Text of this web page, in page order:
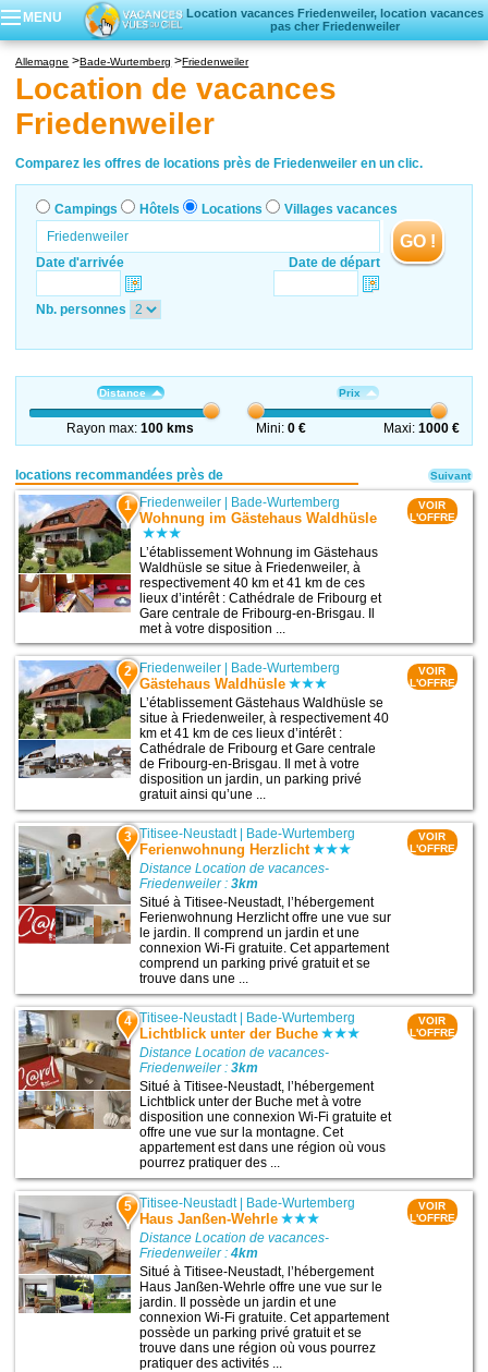
MENU
Location vacances Friedenweiler, location vacances
pas cher Friedenweiler
Locations vacances
Villages vacances
Allemagne Bade-Wurtemberg Friedenweiler
Location de vacances
Friedenweiler
Comparez les offres de locations près de Friedenweiler en un clic.
Campings Hôtels Locations Villages vacances
Date d'arrivée Date de départ
GO !
Nb. personnes
Distance
Rayon max:100 kms
Prix
Mini:0 € Maxi: 1000 €
locations recommandées près de
1 Friedenweiler | Bade-Wurtemberg
Wohnung im Gästehaus Waldhüsle
L’établissement Wohnung im Gästehaus
Waldhüsle se situe à Friedenweiler, à
respectivement 40 km et 41 km de ces
lieux d’intérêt : Cathédrale de Fribourg et
Gare centrale de Fribourg-en-Brisgau. Il
met à votre disposition ...
VOIR
L'OFFRE
2 Friedenweiler Bade-Wurtemberg
Gästehaus Waldhüsle
L’établissement Gästehaus Waldhüsle se
situe à Friedenweiler, à respectivement 40
km et 41 km de ces lieux d’intérêt :
Cathédrale de Fribourg et Gare centrale
de Fribourg-en-Brisgau. Il met à votre
disposition un jardin, un parking privé
gratuit ainsi qu’une ...
VOIR
L'OFFRE
3 Titisee-Neustadt| Bade-Wurtemberg
Ferienwohnung Herzlicht
Distance Location de vacances-
Friedenweiler :3km
Situé à Titisee-Neustadt, l’hébergement
Ferienwohnung Herzlicht offre une vue sur
le jardin. Il comprend un jardin et une
connexion Wi-Fi gratuite. Cet appartement
comprend un parking privé gratuit et se
trouve dans une ...
VOIR
L'OFFRE
4 Titisee-Neustadt| Bade-Wurtemberg
Lichtblick unter der Buche
Distance Location de vacances-
Friedenweiler :3km
Situé à Titisee-Neustadt, l’hébergement
Lichtblick unter der Buche met à votre
disposition une connexion Wi-Fi gratuite et
offre une vue sur la montagne. Cet
appartement est dans une région où vous
pourrez pratiquer des ...
VOIR
L'OFFRE
5 Titisee-Neustadt| Bade-Wurtemberg
Haus Janßen-Wehrle
Distance Location de vacances-
Friedenweiler :4km
Situé à Titisee-Neustadt, l’hébergement
Haus Janßen-Wehrle offre une vue sur le
jardin. Il possède un jardin et une
connexion Wi-Fi gratuite. Cet appartement
possède un parking privé gratuit et se
trouve dans une région où vous pourrez
pratiquer des activités ...
VOIR
L'OFFRE
Suivant